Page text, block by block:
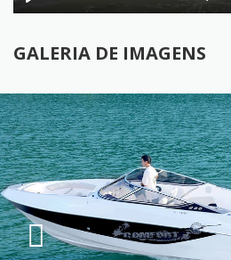
Play
GALERIA DE IMAGENS